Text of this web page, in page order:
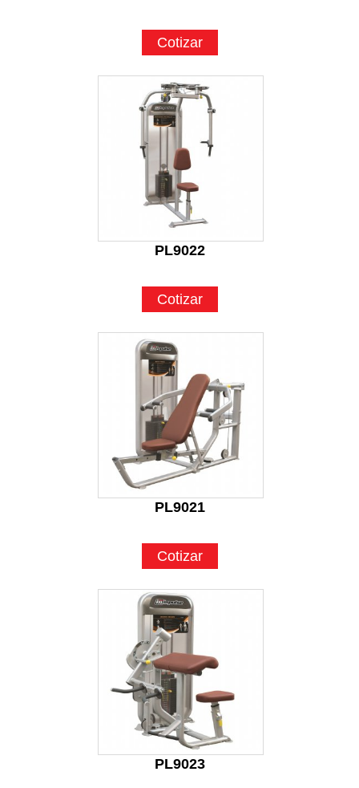
Cotizar
PL9022
Cotizar
PL9021
Cotizar
PL9023